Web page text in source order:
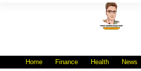
Home Finance Health News